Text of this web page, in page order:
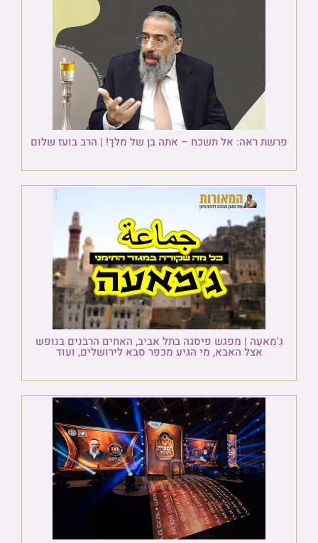
פרשת ראה: אל תשכח – אתה בן של מלך! | הרב בועז שלום
גַ'מַאעַה | מפגש פיסגה בתל אביב, האחים הרבנים בנופש
אצל האבא, מי הגיע מכפר סבא לירושלים, ועוד